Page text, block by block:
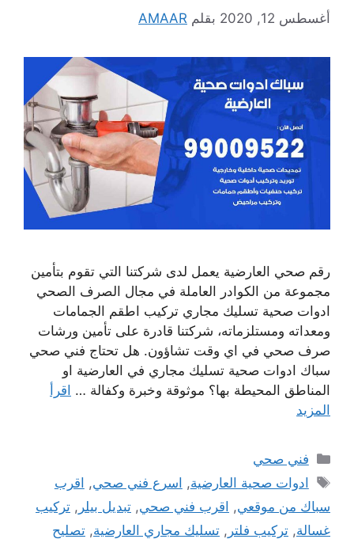
أغسطس 12, 2020 بقلم AMAAR
رقم صحي العارضية يعمل لدى شركتنا التي تقوم بتأمين
مجموعة من الكوادر العاملة في مجال الصرف الصحي
ادوات صحية تسليك مجاري تركيب اطقم الجمامات
ومعداته ومستلزماته، شركتنا قادرة على تأمين ورشات
صرف صحي في اي وقت تشاؤون. هل تحتاج فني صحي
سباك ادوات صحية تسليك مجاري في العارضية او
المناطق المحيطة بها؟ موثوقة وخبرة وكفالة … اقرأ
المزيد
التصنيفات
فني صحي
الوسوم
ادوات صحية العارضية, اسرع فني صحي, اقرب
سباك من موقعي, اقرب فني صحي, تبديل بيلر , تركيب
غسالة, تركيب فلتر , تسليك مجاري العارضية, تصليح